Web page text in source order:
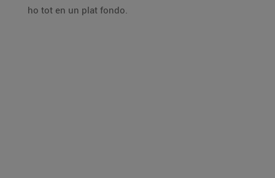
ho tot en un plat fondo.